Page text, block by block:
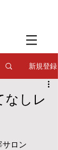
イリング
新規登録
なしレ
サロン